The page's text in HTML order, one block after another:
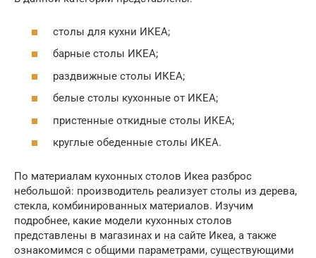
столы для кухни ИКЕА;
барные столы ИКЕА;
раздвижные столы ИКЕА;
белые столы кухонные от ИКЕА;
пристенные откидные столы ИКЕА;
круглые обеденные столы ИКЕА.
По материалам кухонных столов Икеа разброс
небольшой: производитель реализует столы из дерева,
стекла, комбинированных материалов. Изучим
подробнее, какие модели кухонных столов
представлены в магазинах и на сайте Икеа, а также
ознакомимся с общими параметрами, существующими